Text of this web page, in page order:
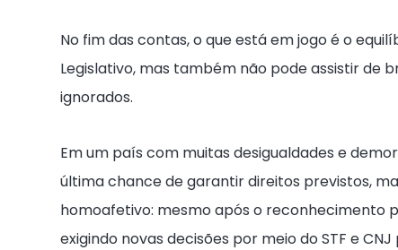
No fim das contas, o que está em jogo é o
Legislativo, mas também não pode assistir de
ignorados.
Em um país com muitas desigualdades e
última chance de garantir direitos previstos,
homoafetivo: mesmo após o reconhecimento
exigindo novas decisões por meio do STF e